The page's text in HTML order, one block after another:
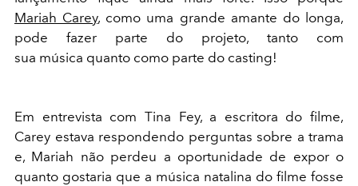
Mariah Carey, como uma grande amante do longa,
pode fazer parte do projeto, tanto com
sua música quanto como parte do casting!
Em entrevista com Tina Fey, a escritora do filme,
Carey estava respondendo perguntas sobre a trama
e, Mariah não perdeu a oportunidade de expor o
quanto gostaria que a música natalina do filme fosse